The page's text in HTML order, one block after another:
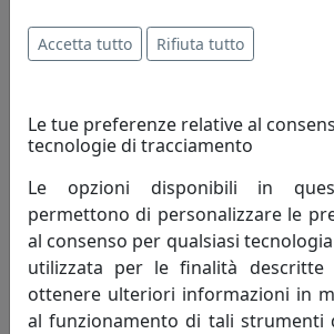
Ottaviani
Accetta tutto Rifiuta tutto
Le tue preferenze relative al
tecnologie di tracciamento
Le opzioni disponibili in
permettono di personalizzare le
al consenso per qualsiasi
utilizzata per le finalità descritte
ottenere ulteriori informazioni in
al funzionamento di tali strumenti